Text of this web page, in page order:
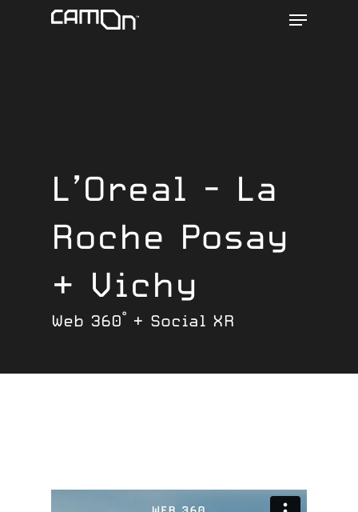
Menu
L’Oreal - La
Roche Posay
+ Vichy
Web 360° + Social XR